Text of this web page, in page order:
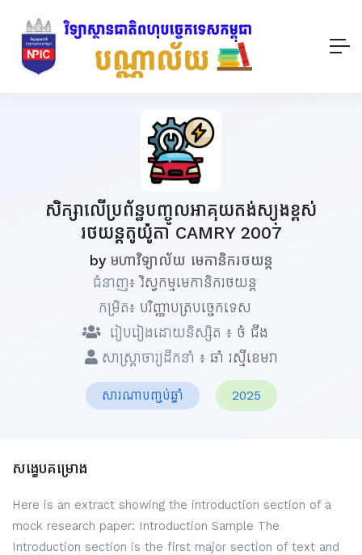
សិក្សាលើប្រព័ន្ធបញ្ចូលអាគុយតង់ស្យុងខ្ពស់
រថយន្តតូយ៉ូតា CAMRY 2007
by មហាវិទ្យាល័យ មេកានិករថយន្ត
ជំនាញ៖វិស្វកម្មមេកានិករថយន្ត
កម្រិត៖ បរិញ្ញាបត្របច្ចេកទេស
រៀបរៀងដោយនិស្សិត ៖ ថំ ជីង
សាស្ត្រាចារ្យដឹកនាំ ៖ ឆាំ រស្មីខេមរា
សារណាបញ្ចប់ឆ្នាំ 2025
សង្ខេបគម្រោង
Here is an extract showing the introduction section of a
mock research paper: Introduction Sample The
Introduction section is the first major section of text and